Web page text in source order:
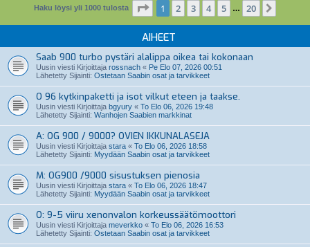
Haku löysi yli 1000 tulosta Sivu /20
1 2 3 4 5 … 20
AIHEET
Saab 900 turbo pystäri alalippa oikea tai kokonaan
Uusin viesti Kirjoittaja rossnach « Pe Elo 07, 2026 00:51
Lähetetty Sijainti: Ostetaan Saabin osat ja tarvikkeet
O 96 kytkinpaketti ja isot vilkut eteen ja taakse.
Uusin viesti Kirjoittaja bgyury « To Elo 06, 2026 19:48
Lähetetty Sijainti: Wanhojen Saabien markkinat
A: OG 900 / 9000? OVIEN IKKUNALASEJA
Uusin viesti Kirjoittaja stara « To Elo 06, 2026 18:58
Lähetetty Sijainti: Myydään Saabin osat ja tarvikkeet
M: OG900 /9000 sisustuksen pienosia
Uusin viesti Kirjoittaja stara « To Elo 06, 2026 18:47
Lähetetty Sijainti: Myydään Saabin osat ja tarvikkeet
O: 9-5 viiru xenonvalon korkeussäätömoottori
Uusin viesti Kirjoittaja meverkko « To Elo 06, 2026 16:53
Lähetetty Sijainti: Ostetaan Saabin osat ja tarvikkeet